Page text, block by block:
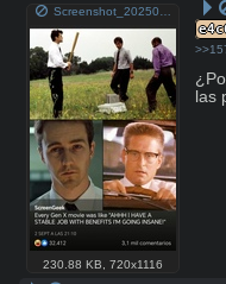
Screenshot_20250907_194905_com_facebook_katana_FbMainTabActivity_edit_490089932318356.jpg
230.88 KB,720x1116
las